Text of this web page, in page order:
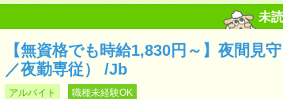
未読
【無資格でも時給1,830円～】夜間見
／夜勤専従） /Jb
アルバイト 職種未経験OK